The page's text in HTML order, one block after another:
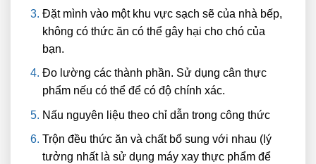
Đặt mình vào một khu vực sạch sẽ của nhà bếp,
không có thức ăn có thể gây hại cho chó của
bạn.
Đo lường các thành phần. Sử dụng cân thực
phẩm nếu có thể để có độ chính xác.
Nấu nguyên liệu theo chỉ dẫn trong công thức
Trộn đều thức ăn và chất bổ sung với nhau (lý
tưởng nhất là sử dụng máy xay thực phẩm để